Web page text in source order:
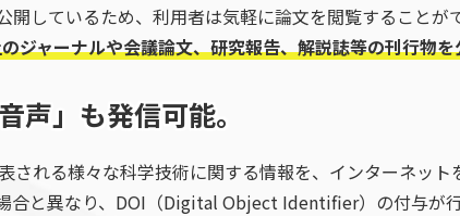
スキャニング 校正・
しているため、利用者は気軽に論文を閲覧することが
ジャーナルや会議論文、研究報告、解説誌等の刊行物
声」も発信可能。
れる様々な科学技術に関する情報を、インターネット
合と異なり、DOI（Digital Object Identifier）の付与が行